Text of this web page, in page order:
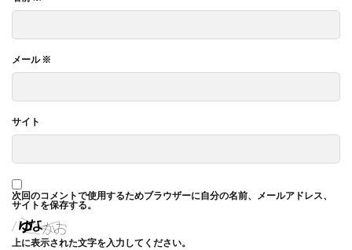
メール※
サイト
次回のコメントで使用するためブラウザーに自分の名前、メールアドレス、
サイトを保存する。
上に表示された文字を入力してください。